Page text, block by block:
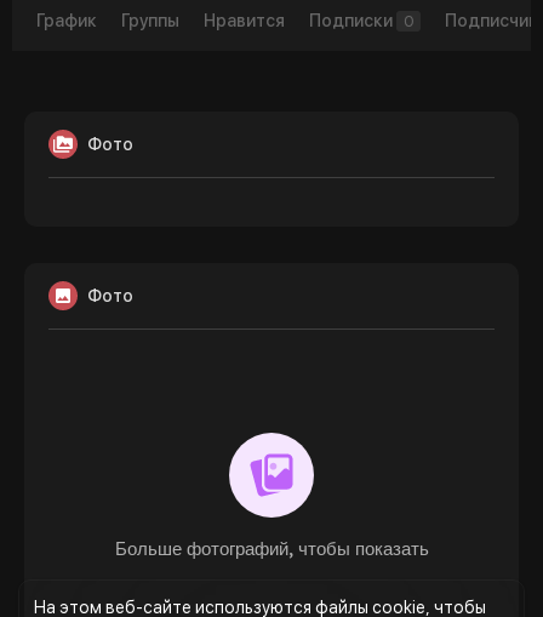
На этом веб-сайте используются файлы cookie, чтобы
График Группы Нравится Подписки 0
Фото
Фото
Больше фотографий, чтобы показать